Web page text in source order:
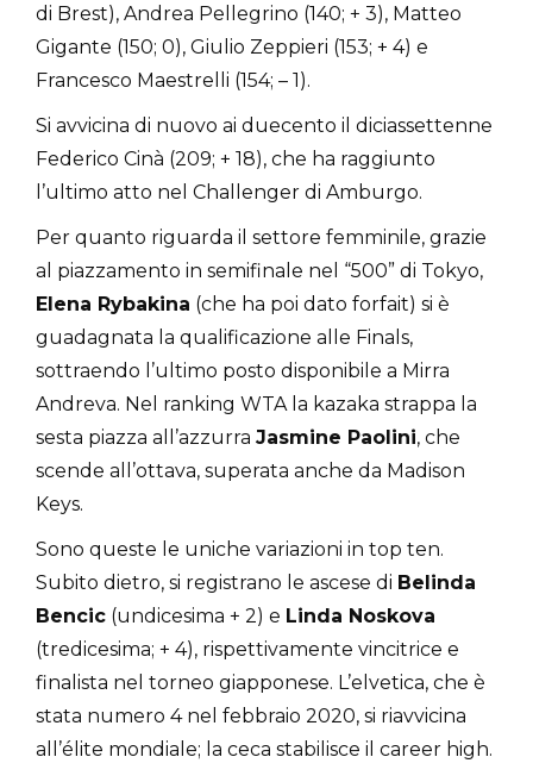
di Brest), Andrea Pellegrino (140; + 3), Matteo
Gigante (150; 0), Giulio Zeppieri (153; + 4) e
Francesco Maestrelli (154; – 1).
Si avvicina di nuovo ai duecento il diciassettenne
Federico Cinà (209; + 18), che ha raggiunto
l’ultimo atto nel Challenger di Amburgo.
Per quanto riguarda il settore femminile, grazie
al piazzamento in semifinale nel “500” di Tokyo,
Elena Rybakina (che ha poi dato forfait) si è
guadagnata la qualificazione alle Finals,
sottraendo l’ultimo posto disponibile a Mirra
Andreva. Nel ranking WTA la kazaka strappa la
sesta piazza all’azzurra Jasmine Paolini, che
scende all’ottava, superata anche da Madison
Keys.
Sono queste le uniche variazioni in top ten.
Subito dietro, si registrano le ascese di Belinda
Bencic (undicesima + 2) e Linda Noskova
(tredicesima; + 4), rispettivamente vincitrice e
finalista nel torneo giapponese. L’elvetica, che è
stata numero 4 nel febbraio 2020, si riavvicina
all’élite mondiale; la ceca stabilisce il career high.